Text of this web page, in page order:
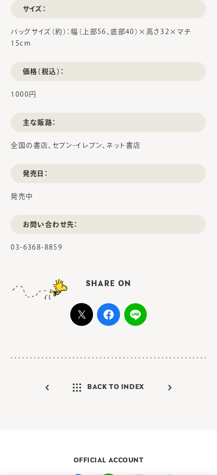
サイズ：
バッグサイズ（約）：幅（上部56、底部40）×高さ32×マチ
15cm
価格（税込）：
1000円
主な販路：
全国の書店、セブン-イレブン、ネット書店
発売日：
発売中
お問い合わせ先：
03-6368-8859
SHARE ON
BACK TO INDEX
OFFICIAL ACCOUNT